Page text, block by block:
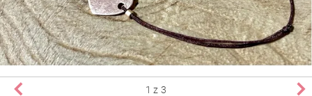
1 z 3